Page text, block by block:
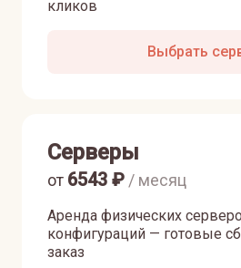
кликов
Выбрать
Серверы
Аренда физических
конфигураций — готовые
заказ
от 6543 ₽ / месяц